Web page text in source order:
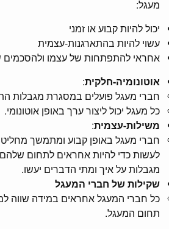
מעגל:
יכול להיות קבוע או זמני
עשוי להיות בהתארגנות-עצמית
אחראי להתפתחות של עצמו ולהסכמים
אוטונומיה-חלקית:
חברי מעגל פועלים במסגרת מגבלות
כל מעגל יכול ליצור ערך באופן אוטונומי.
משילות-עצמית:
חברי מעגל באופן קבוע ומתמשך
לעשות כדי להיות אחראים לתחום
מגבלות על איך ומתי הדברים יעשו.
שקילות של חברי המעגל
כל חברי המעגל אחראים במידה שווה
תחום המעגל.